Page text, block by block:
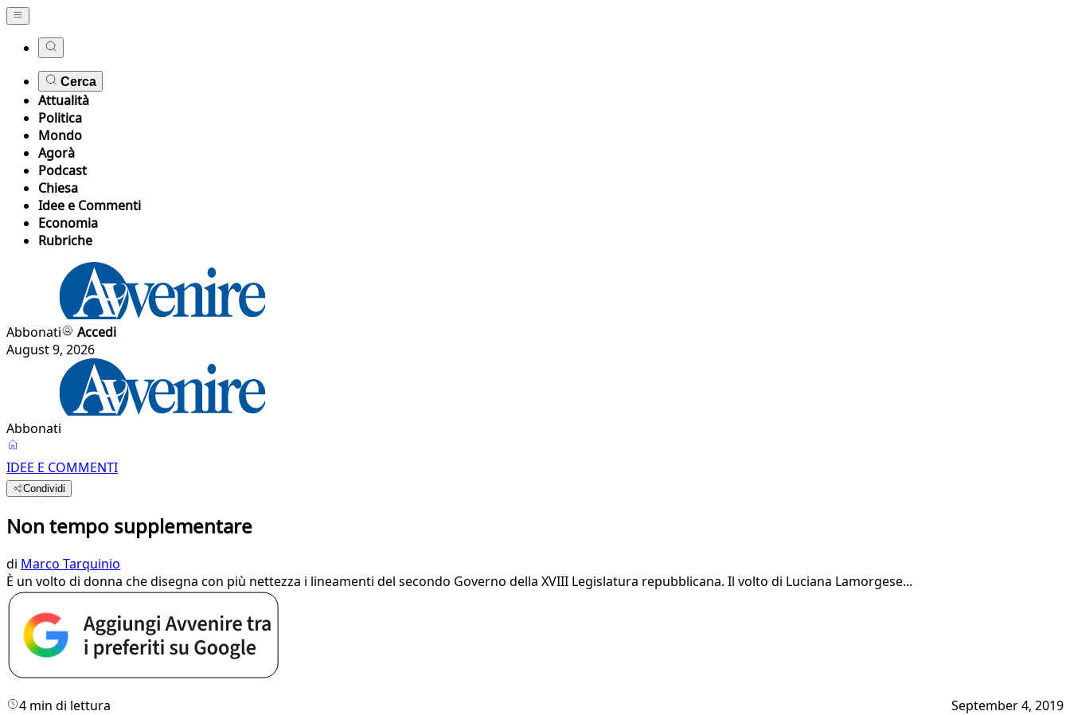
Cerca
Attualità
Politica
Mondo
Agorà
Podcast
Chiesa
Idee e Commenti
Economia
Rubriche
Abbonati
Accedi
August 9, 2026
Abbonati
IDEE E COMMENTI
Condividi
Non tempo supplementare
di Marco Tarquinio
È un volto di donna che disegna con più nettezza i lineamenti del secondo Governo della XVIII Legislatura repubblicana. Il volto di Luciana Lamorgese...
4 min di lettura September 4, 2019